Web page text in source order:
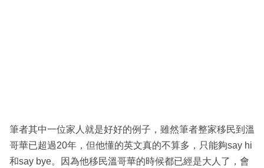
筆者其中一位家人就是好好的例子，雖然筆者整家移民到溫
哥華已超過20年，但他懂的英文真的不算多，只能夠say hi
和say bye。因為他移民溫哥華的時候都已經是大人了，會